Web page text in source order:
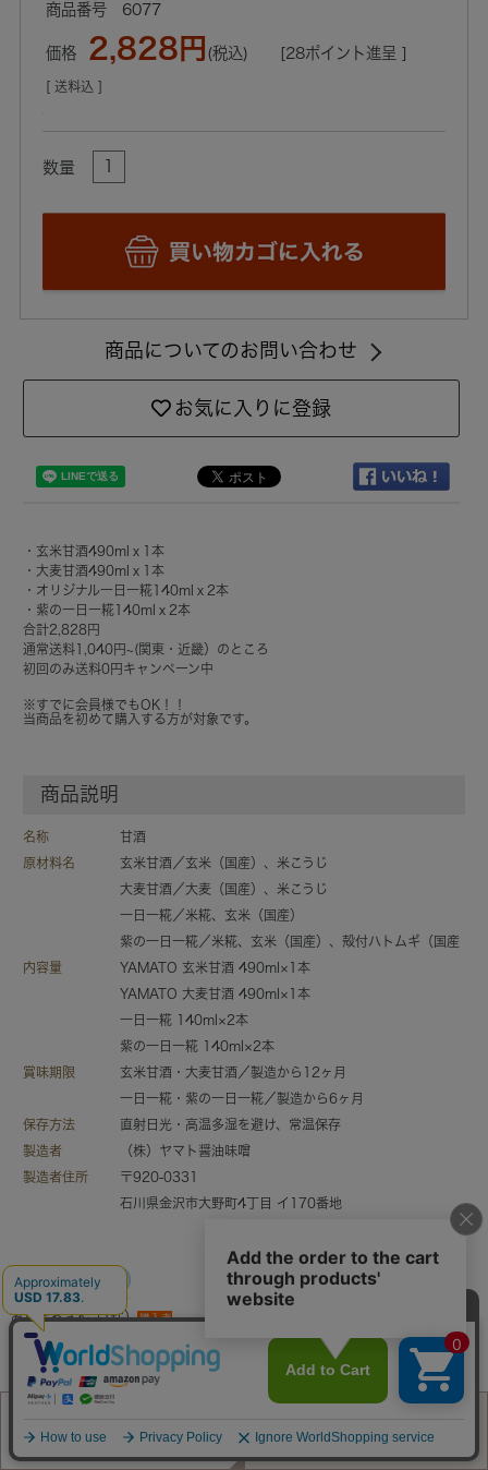
6077
価格 2,828円 (税込) [28ポイント進呈 ]
[ 送料込 ]
数量
商品についてのお問い合わせ
お気に入りに登録
・玄米甘酒490mlｘ1本
・大麦甘酒490mlｘ1本
・オリジナル一日一糀140mlｘ2本
・紫の一日一糀140mlｘ2本
合計2,828円
通常送料1,040円~(関東・近畿）のところ
初回のみ送料0円キャンペーン中
※すでに会員様でもOK！！
当商品を初めて購入する方が対象です。
商品説明
名称
甘酒
原材料名
玄米甘酒／玄米（国産）、米こうじ
大麦甘酒／大麦（国産）、米こうじ
一日一糀／米糀、玄米（国産）
紫の一日一糀／米糀、玄米（国産）、殻付ハトムギ（国産
内容量
YAMATO 玄米甘酒 490ml×1本
YAMATO 大麦甘酒 490ml×1本
一日一糀 140ml×2本
紫の一日一糀 140ml×2本
賞味期限
玄米甘酒・大麦甘酒／製造から12ヶ月
一日一糀・紫の一日一糀／製造から6ヶ月
保存方法
直射日光・高温多湿を避け、常温保存
製造者
（株）ヤマト醤油味噌
製造者住所
〒920-0331
石川県金沢市大野町4丁目 イ170番地
レビュー件数：
みなまるさん（1件） 購入者
宮城県/30代/女性 投稿日：2025年09月24日
旅行の際、糀パークで直接購入したものを再購入です！とろとろ感と豆乳で割
ようこさん（11件）
60代/女性 投稿日：2025年05月22日